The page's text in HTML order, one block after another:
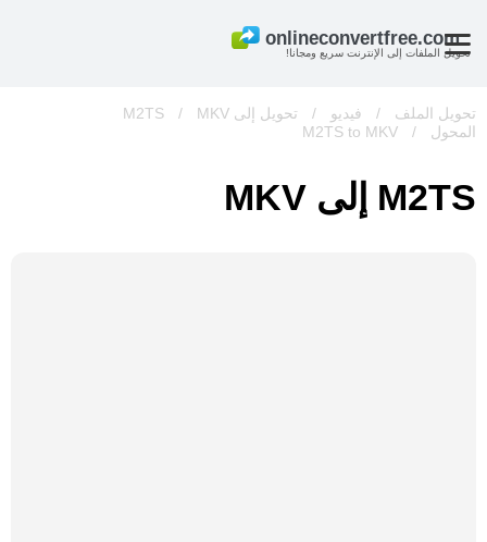
تحويل الملفات إلى الإنترنت سريع ومجانا!
تحويل الملف / فيديو / تحويل إلى M2TS /
MKV
المحول
/
M2TS to MKV
M2TS إلى MKV